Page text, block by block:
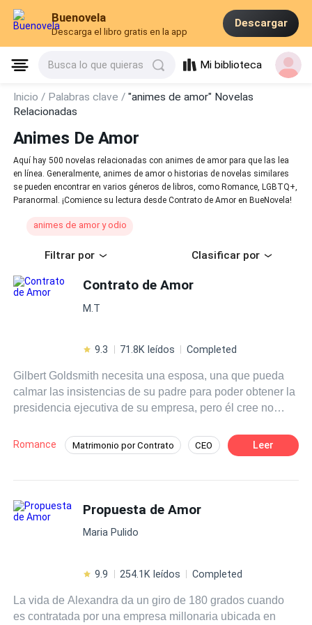
Buenovela
Descarga el libro gratis en la app
Descargar
Busca lo que quieras Mi biblioteca
Inicio / Palabras clave /"animes de amor" Novelas
Relacionadas
Animes De Amor
Aquí hay 500 novelas relacionadas con animes de amor para que las lea
en línea. Generalmente, animes de amor o historias de novelas similares
se pueden encontrar en varios géneros de libros, como Romance, LGBTQ+,
Paranormal. ¡Comience su lectura desde Contrato de Amor en BueNovela!
animes de amor y odio
Filtrar por Clasificar por
Contrato de Amor
M.T
9.3 71.8K leídos Completed
Gilbert Goldsmith necesita una esposa, una que pueda
calmar las insistencias de su padre para poder obtener la
presidencia ejecutiva de su empresa, pero él cree no
a todas las mujeres de New York a sus pies. Ya que no
tiene opción, consigue una chica que él cree será la
de que en realidad es la chica perfecta para él.
Romance Matrimonio por Contrato CEO
Millonario Instantáneo Poder Femenino
Leer
Propuesta de Amor
Maria Pulido
9.9 254.1K leídos Completed
La vida de Alexandra da un giro de 180 grados cuando
es contratada por una empresa millonaria ubicada en